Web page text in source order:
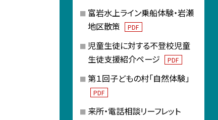
富岩水上ライン乗船体験・岩瀬
地区散策
PDF
児童生徒に対する不登校児童
生徒支援紹介ページ
PDF
第１回子どもの村「自然体験」
PDF
来所・電話相談リーフレット